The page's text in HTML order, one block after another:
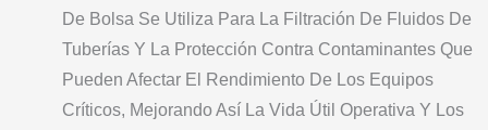
De Bolsa Se Utiliza Para La Filtración De Fluidos De
Tuberías Y La Protección Contra Contaminantes Que
Pueden Afectar El Rendimiento De Los Equipos
Críticos, Mejorando Así La Vida Útil Operativa Y Los